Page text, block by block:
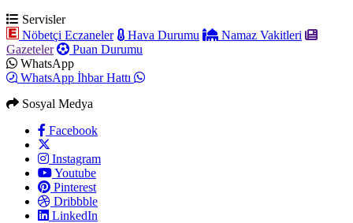
Servisler
Nöbetçi Eczaneler
Hava Durumu
Namaz Vakitleri
Gazeteler
Puan Durumu
WhatsApp
WhatsApp İhbar Hattı
Sosyal Medya
Facebook
Instagram
Youtube
Pinterest
Dribbble
LinkedIn